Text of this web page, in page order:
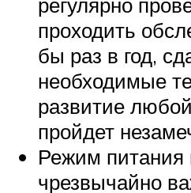
проходить
бы раз в год,
необходимые
развитие
пройдет
Режим питания
чрезвычайно